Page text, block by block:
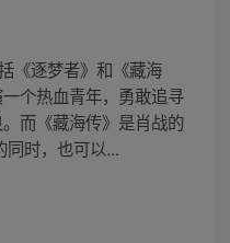
《逐梦者》和《藏海
个热血青年，勇敢追寻
而《藏海传》是肖战的
同时，也可以...